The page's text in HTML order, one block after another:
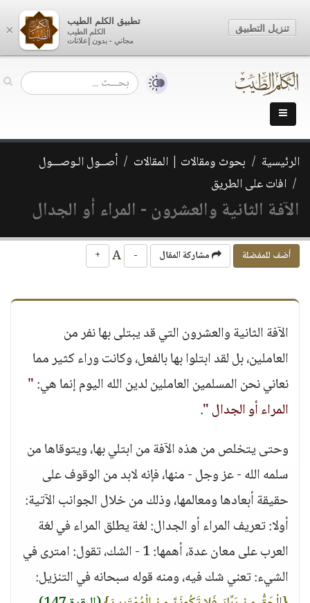
الرئيسية بحوث ومقالات | المقالات
أصــول الـوصـــول
افات على الطريق
الآفة الثانية والعشرون - المراء أو الجدال
أضف للمفضلة مشاركة المقال -
+
الآفة الثانية والعشرون التي قد يبتلى بها نفر من
العاملين، بل لقد ابتلوا بها بالفعل، وكانت وراء كثير مما
نعاني نحن المسلمين العاملين لدين الله اليوم إنما هي:"
المراء أو الجدال ".
وحتى يتخلص من هذه الآفة من ابتلي بها، ويتوقاها من
سلمه الله - عز وجل - منها، فإنه لابد من الوقوف على
حقيقة أبعادها ومعالمها، وذلك من خلال الجوانب الآتية:
أولا: تعريف المراء أو الجدال: لغة يطلق المراء في لغة
العرب على معان عدة، أهمها: 1 - الشك، تقول: امترى في
الشيء: تعني شك فيه، ومنه قوله سبحانه في التنزيل:
×
تطبيق الكلم الطيب
الكلم الطيب
مجاني - بدون إعلانات
تنزيل التطبيق